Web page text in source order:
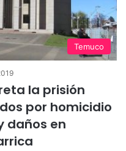
Temuco
la prisión
por homicidio
daños en